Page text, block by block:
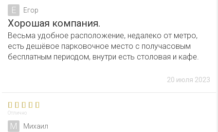
Е Егор
Хорошая компания.
Весьма удобное расположение, недалеко от метро,
есть дешёвое парковочное место с получасовым
бесплатным периодом, внутри есть столовая и кафе.
20 июля 2023
Отлично
М Михаил